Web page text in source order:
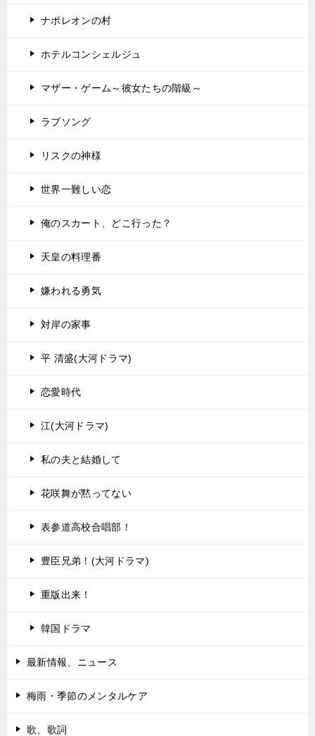
ナポレオンの村
ホテルコンシェルジュ
マザー・ゲーム～彼女たちの階級～
ラブソング
リスクの神様
世界一難しい恋
俺のスカート、どこ行った？
天皇の料理番
嫌われる勇気
対岸の家事
平 清盛(大河ドラマ)
恋愛時代
江(大河ドラマ)
私の夫と結婚して
花咲舞が黙ってない
表参道高校合唱部！
豊臣兄弟！(大河ドラマ)
重版出来！
韓国ドラマ
最新情報、ニュース
梅雨・季節のメンタルケア
歌、歌詞